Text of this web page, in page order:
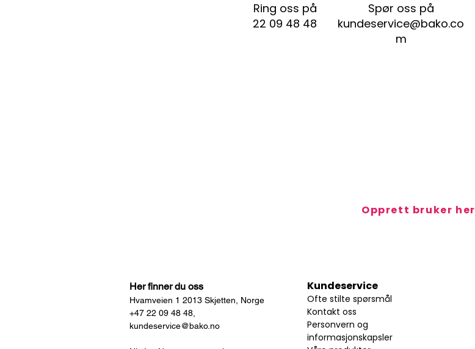
Ring oss på
22 09 48 48
Spør oss på
kundeservice@bako.co
m
Opprett bruker her
Her finner du oss
Hvamveien 1 2013 Skjetten, Norge
+47 22 09 48 48,
kundeservice@bako.no
Kundeservice
Ofte stilte spørsmål
Kontakt oss
Personvern og
informasjonskapsler